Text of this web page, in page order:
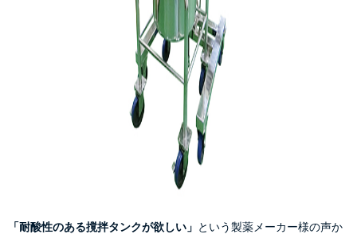
「耐酸性のある撹拌タンクが欲しい」 という製薬メーカー様の声か